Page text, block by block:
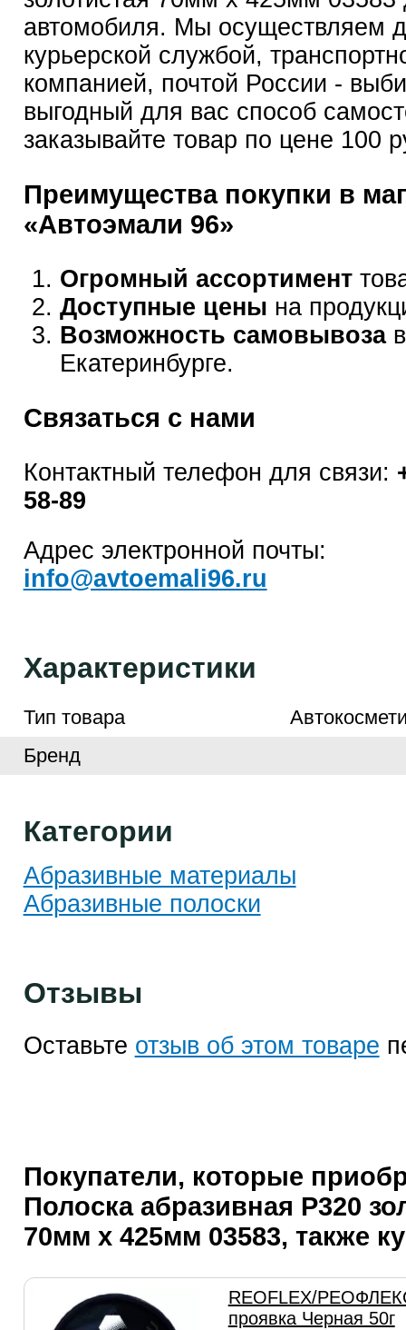
автомобиля. Мы осуществляем
курьерской службой,
компанией, почтой России -
выгодный для вас способ
заказывайте товар по цене 100
Преимущества покупки в
«Автоэмали 96»
Огромный ассортимент
Доступные цены на
Возможность самовывозав
Екатеринбурге.
Связаться с нами
Контактный телефон для связи:
58-89
Адрес электронной почты:
info@avtoemali96.ru
Характеристики
Тип товара
Бренд
Категории
Абразивные материалы
Абразивные полоски
Отзывы
Оставьте отзыв об этом товаре
Покупатели, которые
Полоска абразивная P320
70мм x 425мм 03583, также
REOFLEX/
проявка Черная 50г